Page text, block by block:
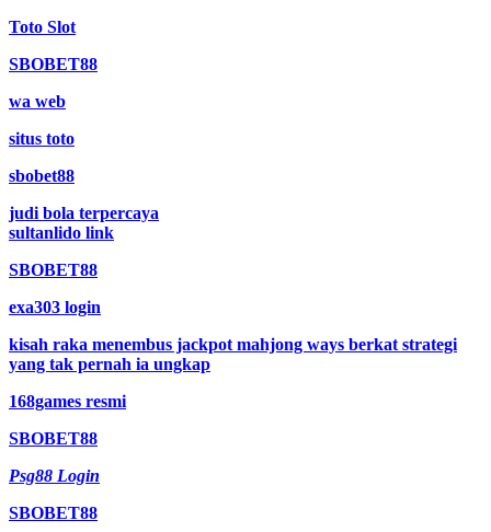
Toto Slot
SBOBET88
wa web
situs toto
sbobet88
judi bola terpercaya
sultanlido link
SBOBET88
exa303 login
kisah raka menembus jackpot mahjong ways berkat strategi
yang tak pernah ia ungkap
168games resmi
SBOBET88
Psg88 Login
SBOBET88